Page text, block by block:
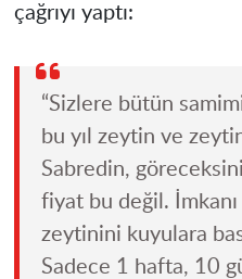
çağrıyı yaptı:
“Sizlere bütün
bu yıl zeytin ve
Sabredin,
fiyat bu değil.
zeytinini kuyulara
Sadece 1 hafta, 10